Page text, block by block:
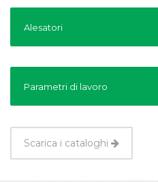
Alesatori
Parametri di lavoro
Scarica i cataloghi